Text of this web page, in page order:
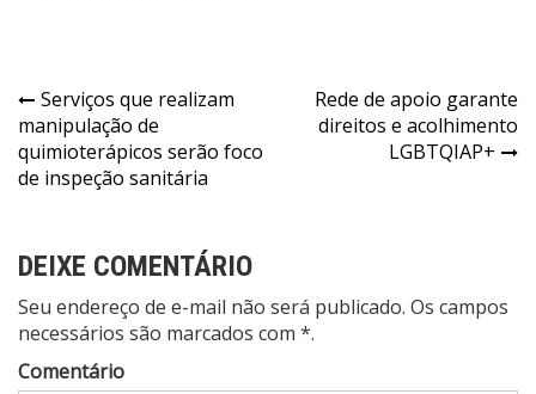
Navegação
de
Post
Serviços que realizam
manipulação de
quimioterápicos serão foco
de inspeção sanitária
Rede de apoio garante
direitos e acolhimento
LGBTQIAP+
DEIXE COMENTÁRIO
Seu endereço de e-mail não será publicado. Os campos
necessários são marcados com *.
Comentário